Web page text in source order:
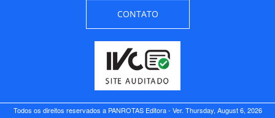
CONTATO
Todos os direitos reservados a PANROTAS Editora - Ver. Thursday, August 6, 2026